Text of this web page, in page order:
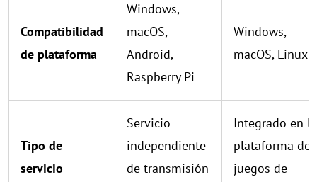
Compatibilidad
de plataforma
Windows,
macOS,
Android,
Raspberry Pi
Windows,
macOS, Linux
Tipo de
servicio
Servicio
independiente
de transmisión
Integrado en la
plataforma de
juegos de